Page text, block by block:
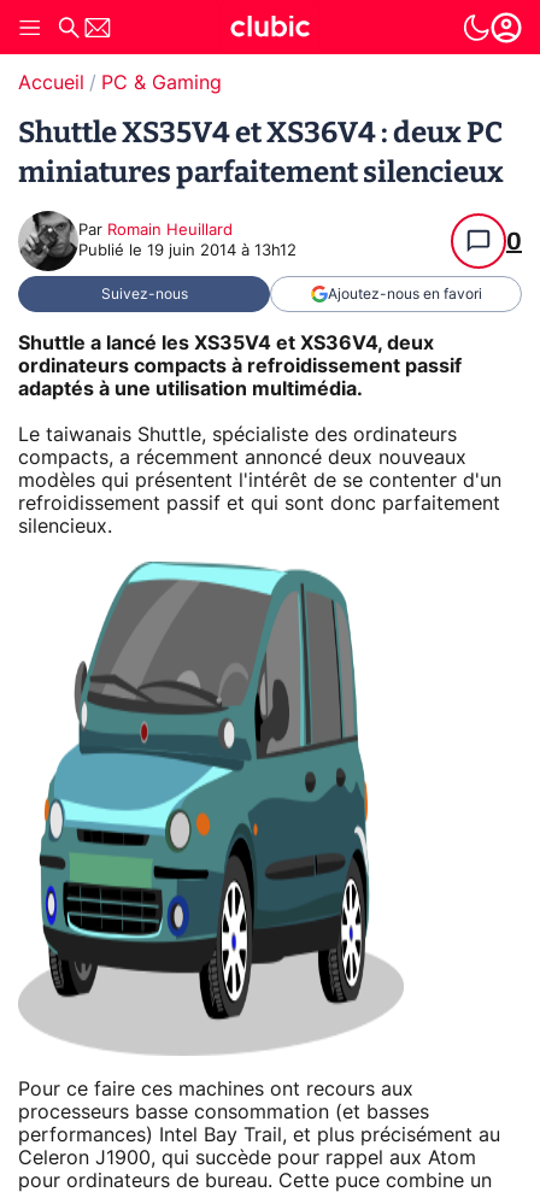
Accueil PC & Gaming
Shuttle XS35V4 et XS36V4 : deux PC
miniatures parfaitement silencieux
Par Romain Heuillard
Publié le 19 juin 2014 à 13h12 0
Suivez-nous Ajoutez-nous en favori
Shuttle a lancé les XS35V4 et XS36V4, deux
ordinateurs compacts à refroidissement passif
adaptés à une utilisation multimédia.
Le taiwanais Shuttle, spécialiste des ordinateurs
compacts, a récemment annoncé deux nouveaux
modèles qui présentent l'intérêt de se contenter d'un
refroidissement passif et qui sont donc parfaitement
silencieux.
Pour ce faire ces machines ont recours aux
processeurs basse consommation (et basses
performances) Intel Bay Trail, et plus précisément au
Celeron J1900, qui succède pour rappel aux Atom
pour ordinateurs de bureau. Cette puce combine un